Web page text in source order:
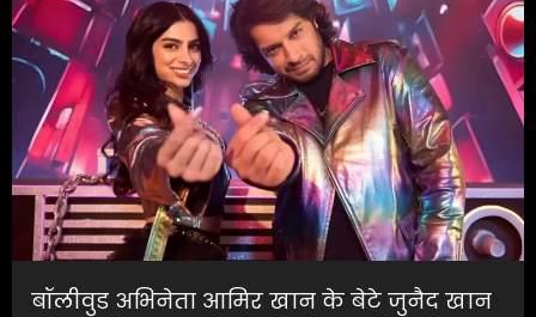
बॉलीवुड अभिनेता आमिर खान के बेटे जुनैद खान